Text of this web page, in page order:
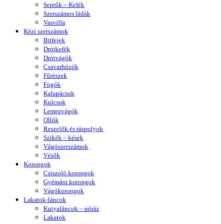
Seprűk – Kefék
Szerszámos ládák
Vasvilla
Kézi szerszámok
Bitfejek
Drótkefék
Drótvágók
Csavarhúzók
Fűrészek
Fogók
Kalapácsok
Kulcsok
Lemezvágók
Ollók
Reszelők és ráspolyok
Szikék – kések
Vágószerszámok
Vésők
Korongok
Csiszoló korongok
Gyémánt korongok
Vágókorongok
Lakatok-láncok
Kutyaláncok – póráz
Lakatok